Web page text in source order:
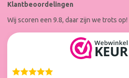
Facebook
op
Instagram
Klantbeoordelingen
Wij scoren een 9.8, daar zijn we trots op!
Web